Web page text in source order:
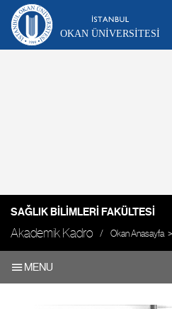
OKAN ÜNIVERSITESI
SAĞLIK BILIMLERI FAKÜLTESI
Akademik Kadro Okan Anasayfa
MENU